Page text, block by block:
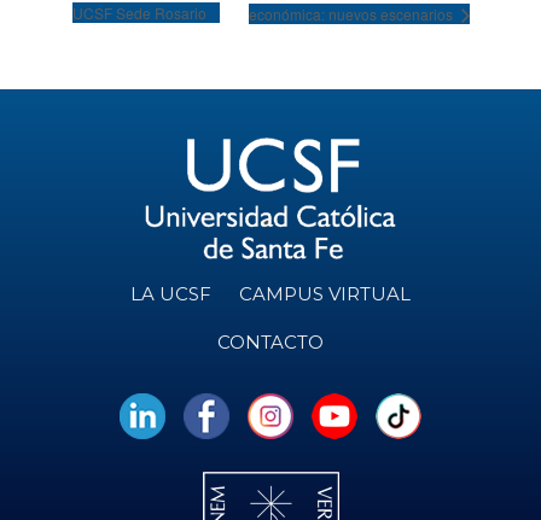
UCSF Sede Rosario
económica: nuevos escenarios
LA UCSF CAMPUS VIRTUAL
CONTACTO